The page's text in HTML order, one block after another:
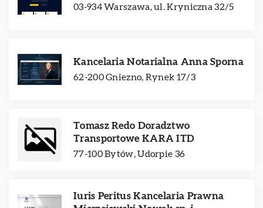
03-934 Warszawa, ul. Kryniczna 32/5
Kancelaria Notarialna Anna Sporna
62-200 Gniezno, Rynek 17/3
Tomasz Redo Doradztwo
Transportowe KARA ITD
77-100 Bytów, Udorpie 36
Iuris Peritus Kancelaria Prawna